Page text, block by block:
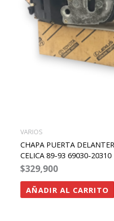
VARIOS
CHAPA PUERTA
CELICA 89-93 69030-20310
$329,900
AÑADIR AL CARRITO